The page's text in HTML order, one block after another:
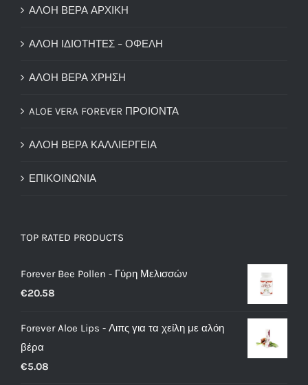
ΑΛΟΗ ΒΕΡΑ ΑΡΧΙΚΗ
ΑΛΟΗ ΙΔΙΟΤΗΤΕΣ – ΟΦΕΛΗ
ΑΛΟΗ ΒΕΡΑ ΧΡΗΣΗ
ALOE VERA FOREVER ΠΡΟΙΟΝΤΑ
ΑΛΟΗ ΒΕΡΑ ΚΑΛΛΙΕΡΓΕΙΑ
ΕΠΙΚΟΙΝΩΝΙΑ
TOP RATED PRODUCTS
Forever Bee Pollen - Γύρη Μελισσών
€20.58
Forever Aloe Lips - Λιπς για τα χείλη με αλόη
βέρα
€5.08